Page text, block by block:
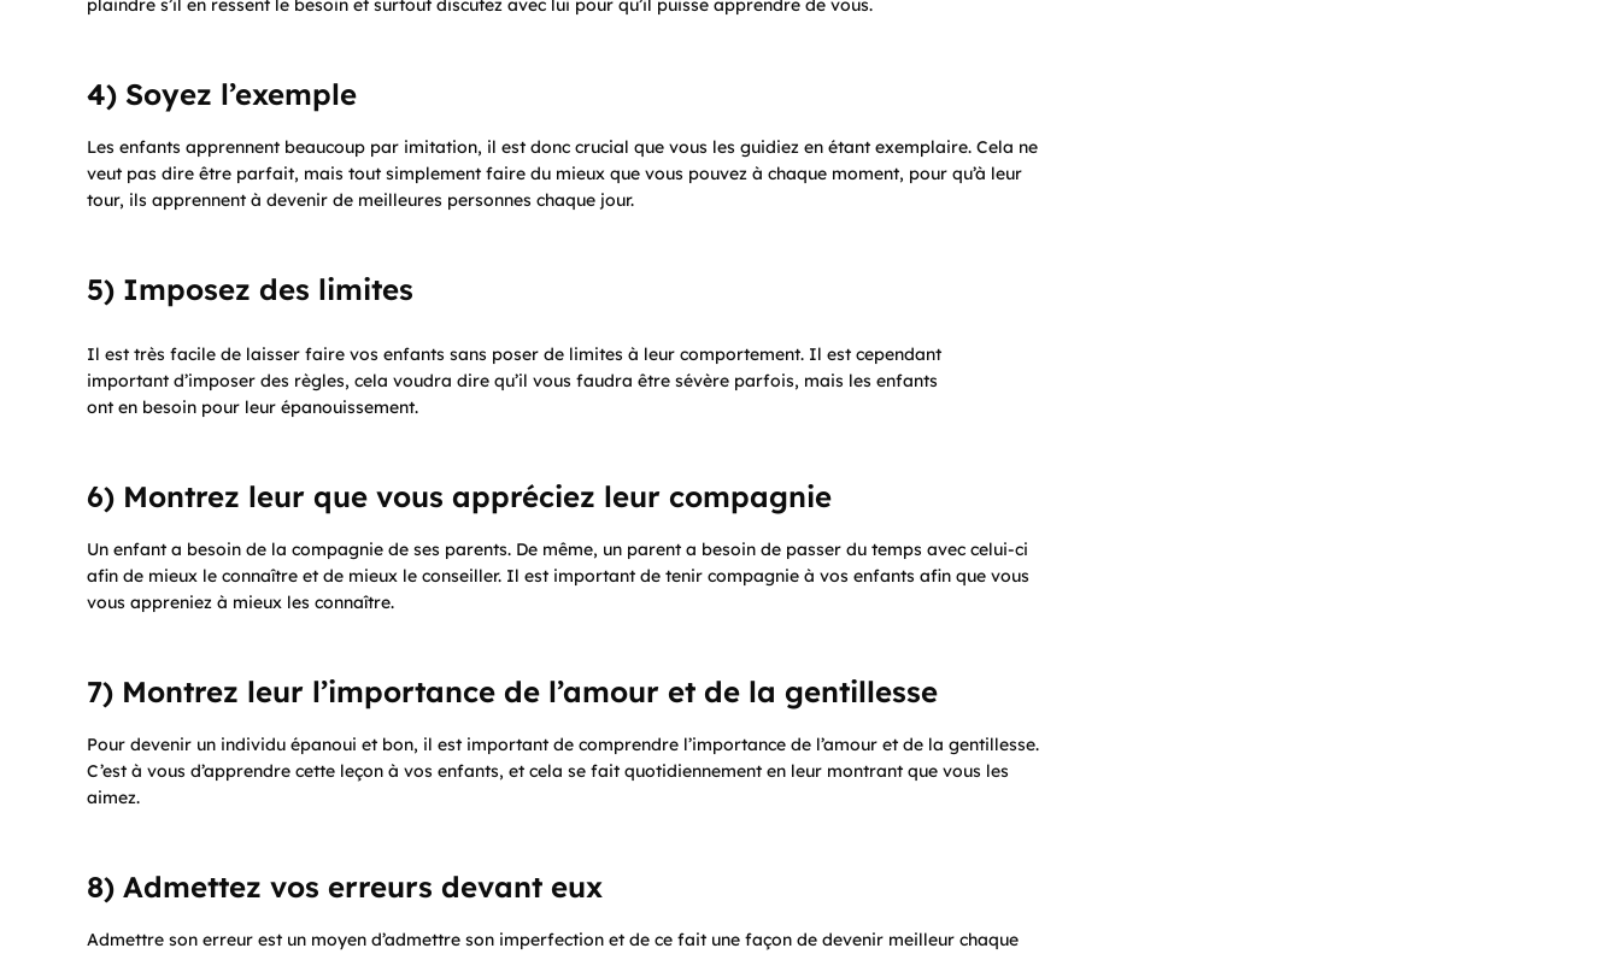
plaindre s’il en ressent le besoin et surtout discutez avec lui pour qu’il puisse apprendre de vous.
4) Soyez l’exemple
Les enfants apprennent beaucoup par imitation, il est donc crucial que vous les guidiez en étant exemplaire. Cela ne
veut pas dire être parfait, mais tout simplement faire du mieux que vous pouvez à chaque moment, pour qu’à leur
tour, ils apprennent à devenir de meilleures personnes chaque jour.
5) Imposez des limites
Il est très facile de laisser faire vos enfants sans poser de limites à leur comportement. Il est cependant
important d’imposer des règles, cela voudra dire qu’il vous faudra être sévère parfois, mais les enfants
ont en besoin pour leur épanouissement.
6) Montrez leur que vous appréciez leur compagnie
Un enfant a besoin de la compagnie de ses parents. De même, un parent a besoin de passer du temps avec celui-ci
afin de mieux le connaître et de mieux le conseiller. Il est important de tenir compagnie à vos enfants afin que vous
vous appreniez à mieux les connaître.
7) Montrez leur l’importance de l’amour et de la gentillesse
Pour devenir un individu épanoui et bon, il est important de comprendre l’importance de l’amour et de la gentillesse.
C’est à vous d’apprendre cette leçon à vos enfants, et cela se fait quotidiennement en leur montrant que vous les
aimez.
8) Admettez vos erreurs devant eux
Admettre son erreur est un moyen d’admettre son imperfection et de ce fait une façon de devenir meilleur chaque